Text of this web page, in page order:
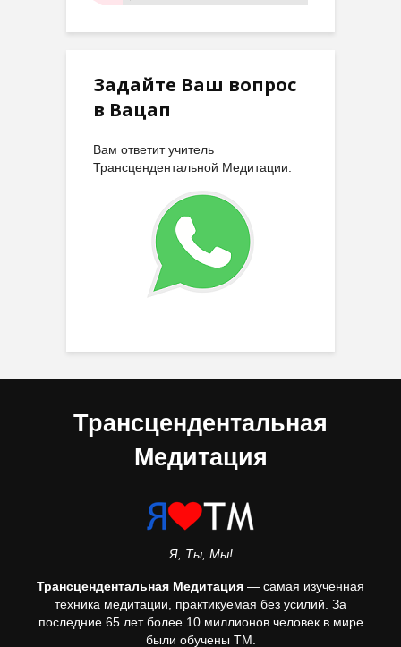
Задайте Ваш вопрос
в Вацап
Вам ответит учитель
Трансцендентальной Медитации:
Трансцендентальная
Медитация
Я, Ты, Мы!
Трансцендентальная Медитация — самая изученная
техника медитации, практикуемая без усилий. За
последние 65 лет более 10 миллионов человек в мире
были обучены ТМ.